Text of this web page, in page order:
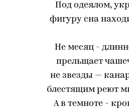
Под одеялом,
фигуру сна
Не месяц -
прельщает
не звезды —
блестящим реют
А в темноте -